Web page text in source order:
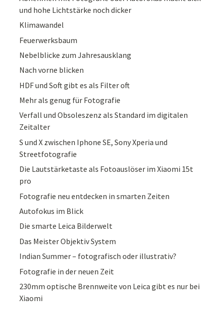
und hohe Lichtstärke noch dicker
Klimawandel
Feuerwerksbaum
Nebelblicke zum Jahresausklang
Nach vorne blicken
HDF und Soft gibt es als Filter oft
Mehr als genug für Fotografie
Verfall und Obsoleszenz als Standard im digitalen
Zeitalter
S und X zwischen Iphone SE, Sony Xperia und
Streetfotografie
Die Lautstärketaste als Fotoauslöser im Xiaomi 15t
pro
Fotografie neu entdecken in smarten Zeiten
Autofokus im Blick
Die smarte Leica Bilderwelt
Das Meister Objektiv System
Indian Summer – fotografisch oder illustrativ?
Fotografie in der neuen Zeit
230mm optische Brennweite von Leica gibt es nur bei
Xiaomi